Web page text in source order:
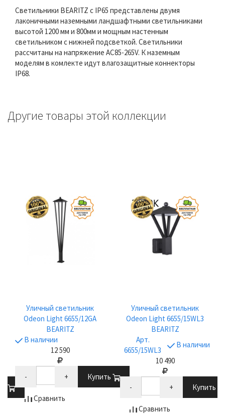
Светильники BEARITZ с IP65 представлены двумя
лаконичными наземными ландшафтными светильниками
высотой 1200 мм и 800мм и мощным настенным
светильником с нижней подсветкой. Светильники
рассчитаны на напряжение AC85-265V. К наземным
моделям в комлекте идут влагозащитные коннекторы
IP68.
Другие товары этой коллекции
Уличный светильник
Odeon Light 6655/12GA
BEARITZ
В наличии
12 590
- + Купить
Сравнить
Уличный светильник
Odeon Light 6655/15WL3
BEARITZ
Арт.
6655/15WL3
В наличии
10 490
- + Купить
Сравнить